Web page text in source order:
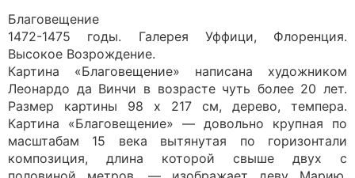
Благовещение
1472-1475 годы. Галерея Уффици, Флоренция.
Высокое Возрождение.
Картина «Благовещение» написана художником
Леонардо да Винчи в возрасте чуть более 20 лет.
Размер картины 98 x 217 см, дерево, темпера.
Картина «Благовещение» — довольно крупная по
масштабам 15 века вытянутая по горизонтали
композиция, длина которой свыше двух с